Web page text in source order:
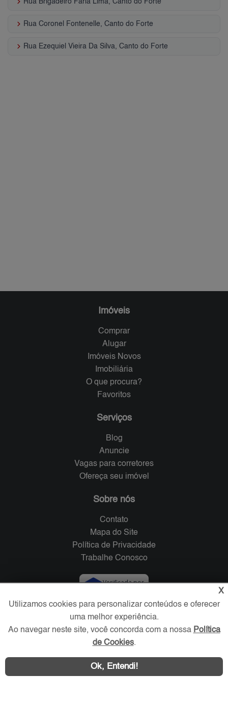
keyboard_arrow_right Rua Coronel Fontenelle, Canto do Forte
keyboard_arrow_right Rua Ezequiel Vieira Da Silva, Canto do Forte
Imóveis
Comprar
Alugar
Imóveis Novos
Imobiliária
O que procura?
Favoritos
Serviços
Blog
Anuncie
Vagas para corretores
Ofereça seu imóvel
Sobre nós
Contato
Mapa do Site
Política de Privacidade
Trabalhe Conosco
Verificada por
Redes Sociais
X
Utilizamos cookies para personalizar conteúdos e oferecer
uma melhor experiência.
Ao navegar neste site, você concorda com a nossa Política
de Cookies.
Ok, Entendi!